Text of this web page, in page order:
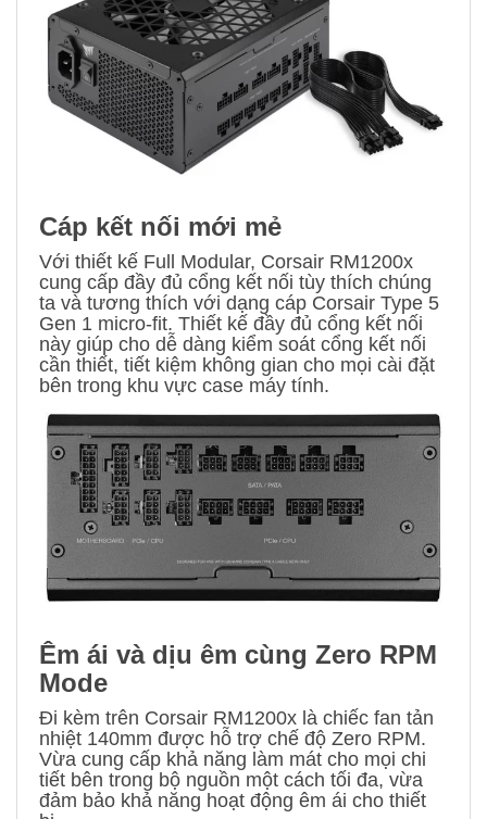
Cáp kết nối mới mẻ
Với thiết kế Full Modular, Corsair RM1200x
cung cấp đầy đủ cổng kết nối tùy thích chúng
ta và tương thích với dạng cáp Corsair Type 5
Gen 1 micro-fit. Thiết kế đầy đủ cổng kết nối
này giúp cho dễ dàng kiểm soát cổng kết nối
cần thiết, tiết kiệm không gian cho mọi cài đặt
bên trong khu vực case máy tính.
Êm ái và dịu êm cùng Zero RPM
Mode
Đi kèm trên Corsair RM1200x là chiếc fan tản
nhiệt 140mm được hỗ trợ chế độ Zero RPM.
Vừa cung cấp khả năng làm mát cho mọi chi
tiết bên trong bộ nguồn một cách tối đa, vừa
đảm bảo khả năng hoạt động êm ái cho thiết